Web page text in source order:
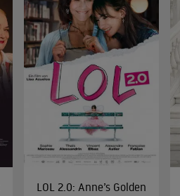
LOL 2.0: Anne’s Golden